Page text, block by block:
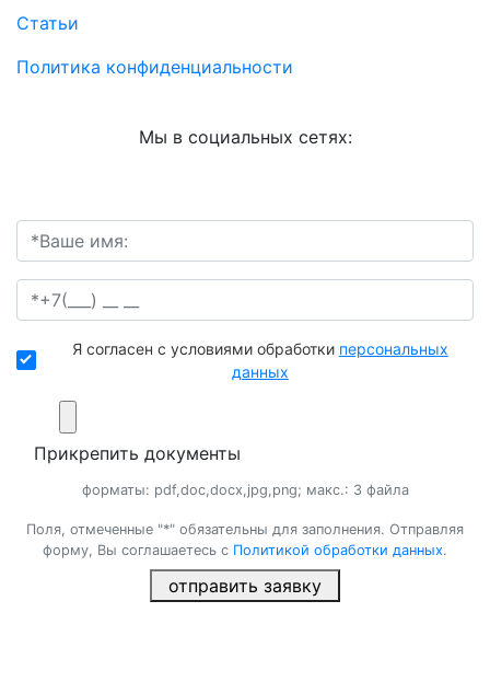
Статьи
Политика конфиденциальности
Мы в социальных сетях:
Я согласен с условиями обработки персональных
данных
Прикрепить документы
форматы: pdf,doc,docx,jpg,png; макс.: 3 файла
Поля, отмеченные "*" обязательны для заполнения. Отправляя
форму, Вы соглашаетесь с Политикой обработки данных.
отправить заявку